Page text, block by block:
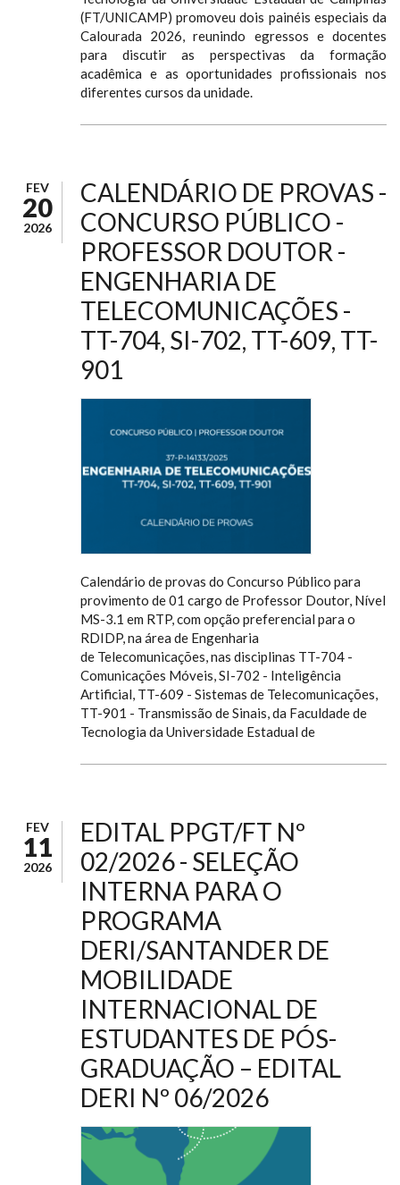
(FT/UNICAMP) promoveu dois painéis especiais da
Calourada 2026, reunindo egressos e docentes
para discutir as perspectivas da formação
acadêmica e as oportunidades profissionais nos
diferentes cursos da unidade.
FEV
20
2026
CALENDÁRIO DE PROVAS -
CONCURSO PÚBLICO -
PROFESSOR DOUTOR -
ENGENHARIA DE
TELECOMUNICAÇÕES -
TT-704, SI-702, TT-609, TT-
901
Calendário de provas do Concurso Público para
provimento de 01 cargo de Professor Doutor, Nível
MS-3.1 em RTP, com opção preferencial para o
RDIDP, na área de Engenharia
de Telecomunicações, nas disciplinas TT-704 -
Comunicações Móveis, SI-702 - Inteligência
Artificial, TT-609 - Sistemas de Telecomunicações,
TT-901 - Transmissão de Sinais, da Faculdade de
Tecnologia da Universidade Estadual de
FEV
11
2026
EDITAL PPGT/FT Nº
02/2026 - SELEÇÃO
INTERNA PARA O
PROGRAMA
DERI/SANTANDER DE
MOBILIDADE
INTERNACIONAL DE
ESTUDANTES DE PÓS-
GRADUAÇÃO – EDITAL
DERI Nº 06/2026